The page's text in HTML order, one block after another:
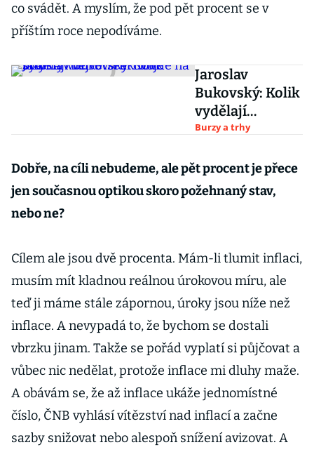
co svádět. A myslím, že pod pět procent se v
příštím roce nepodíváme.
Jaroslav
Bukovský: Kolik
vydělají
největší akciové
Street. Dojde na
slzy?
Burzy a trhy
Dobře, na cíli nebudeme, ale pět procent je přece
jen současnou optikou skoro požehnaný stav,
nebo ne?
Cílem ale jsou dvě procenta. Mám-li tlumit inflaci,
musím mít kladnou reálnou úrokovou míru, ale
teď ji máme stále zápornou, úroky jsou níže než
inflace. A nevypadá to, že bychom se dostali
vbrzku jinam. Takže se pořád vyplatí si půjčovat a
vůbec nic nedělat, protože inflace mi dluhy maže.
A obávám se, že až inflace ukáže jednomístné
číslo, ČNB vyhlásí vítězství nad inflací a začne
sazby snižovat nebo alespoň snížení avizovat. A